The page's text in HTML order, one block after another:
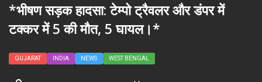
*भीषण सड़क हादसा: टेम्पो ट्रैवलर और डंपर में
टक्कर में 5 की मौत, 5 घायल।*
GUJARAT INDIA NEWS WEST BENGAL